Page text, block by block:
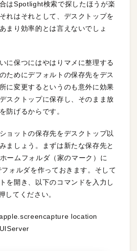
はSpotlight検索で探したほうが楽
れはそれとして、デスクトップを
まり効率的とは言えないでしょ
に保つにはやはりマメに整理する
ためにデフォルトの保存先をデス
に変更するというのも意外に効果
スクトップに保存し、そのまま放
防げるからです。
ョットの保存先をデスクトップ以
ましょう。まずは新たな保存先と
ームフォルダ（家のマーク）に
フォルダを作っておきます。そして
を開き、以下のコマンドを入力し
してください。
location